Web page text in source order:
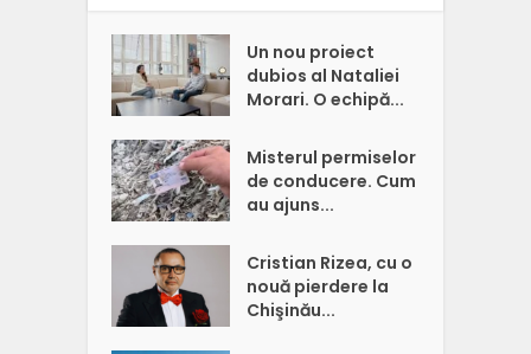
Un nou proiect
dubios al Nataliei
Morari. O echipă...
Misterul permiselor
de conducere. Cum
au ajuns...
Cristian Rizea, cu o
nouă pierdere la
Chişinău...